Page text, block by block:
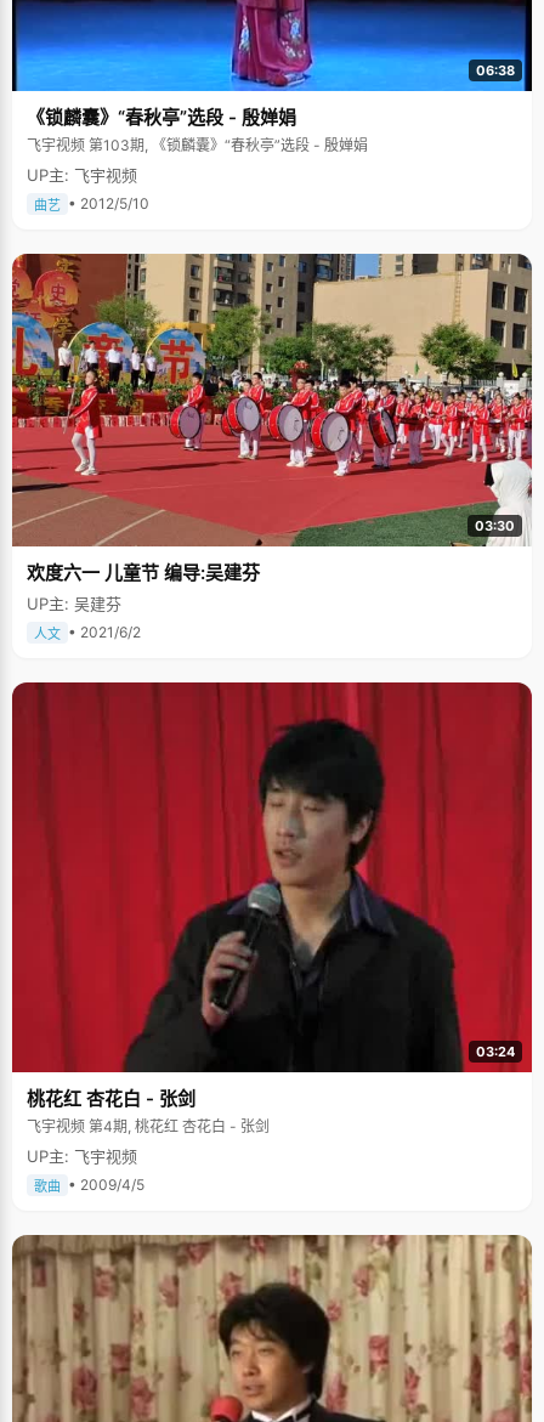
06:38
《锁麟囊》“春秋亭”选段 - 殷婵娟
飞宇视频 第103期, 《锁麟囊》“春秋亭”选段 - 殷婵娟
UP主: 飞宇视频
曲艺 • 2012/5/10
03:30
欢度六一 儿童节 编导:吴建芬
UP主: 吴建芬
人文 • 2021/6/2
03:24
桃花红 杏花白 - 张剑
飞宇视频 第4期, 桃花红 杏花白 - 张剑
UP主: 飞宇视频
歌曲 • 2009/4/5